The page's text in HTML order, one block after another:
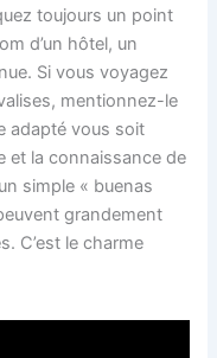
toujours un point
d’un hôtel, un
Si vous voyagez
mentionnez-le
adapté vous soit
et la connaissance de
simple « buenas
grandement
C’est le charme